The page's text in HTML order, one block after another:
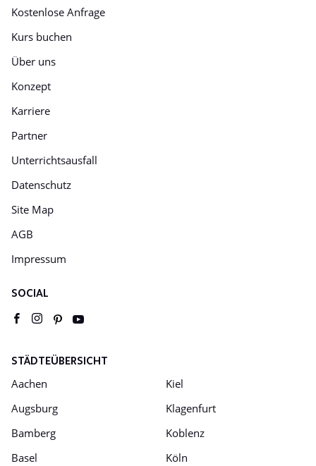
Kostenlose Anfrage
Kurs buchen
Über uns
Konzept
Karriere
Partner
Unterrichtsausfall
Datenschutz
Site Map
AGB
Impressum
SOCIAL
facebookinstagram
pinterest
STÄDTEÜBERSICHT
Aachen
Augsburg
Bamberg
Basel
Kiel
Klagenfurt
Koblenz
Köln